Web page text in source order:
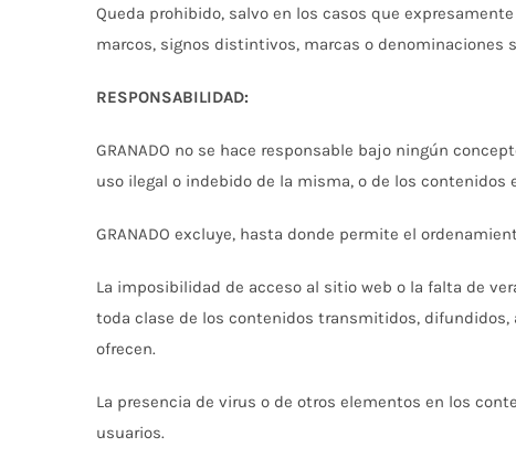
Queda prohibido, salvo en los casos que
marcos, signos distintivos, marcas o denominaciones
RESPONSABILIDAD:
GRANADO no se hace responsable bajo ningún
uso ilegal o indebido de la misma, o de los
GRANADO excluye, hasta donde permite el
La imposibilidad de acceso al sitio web o la falta de
toda clase de los contenidos transmitidos, difundidos,
ofrecen.
La presencia de virus o de otros elementos en los
usuarios.